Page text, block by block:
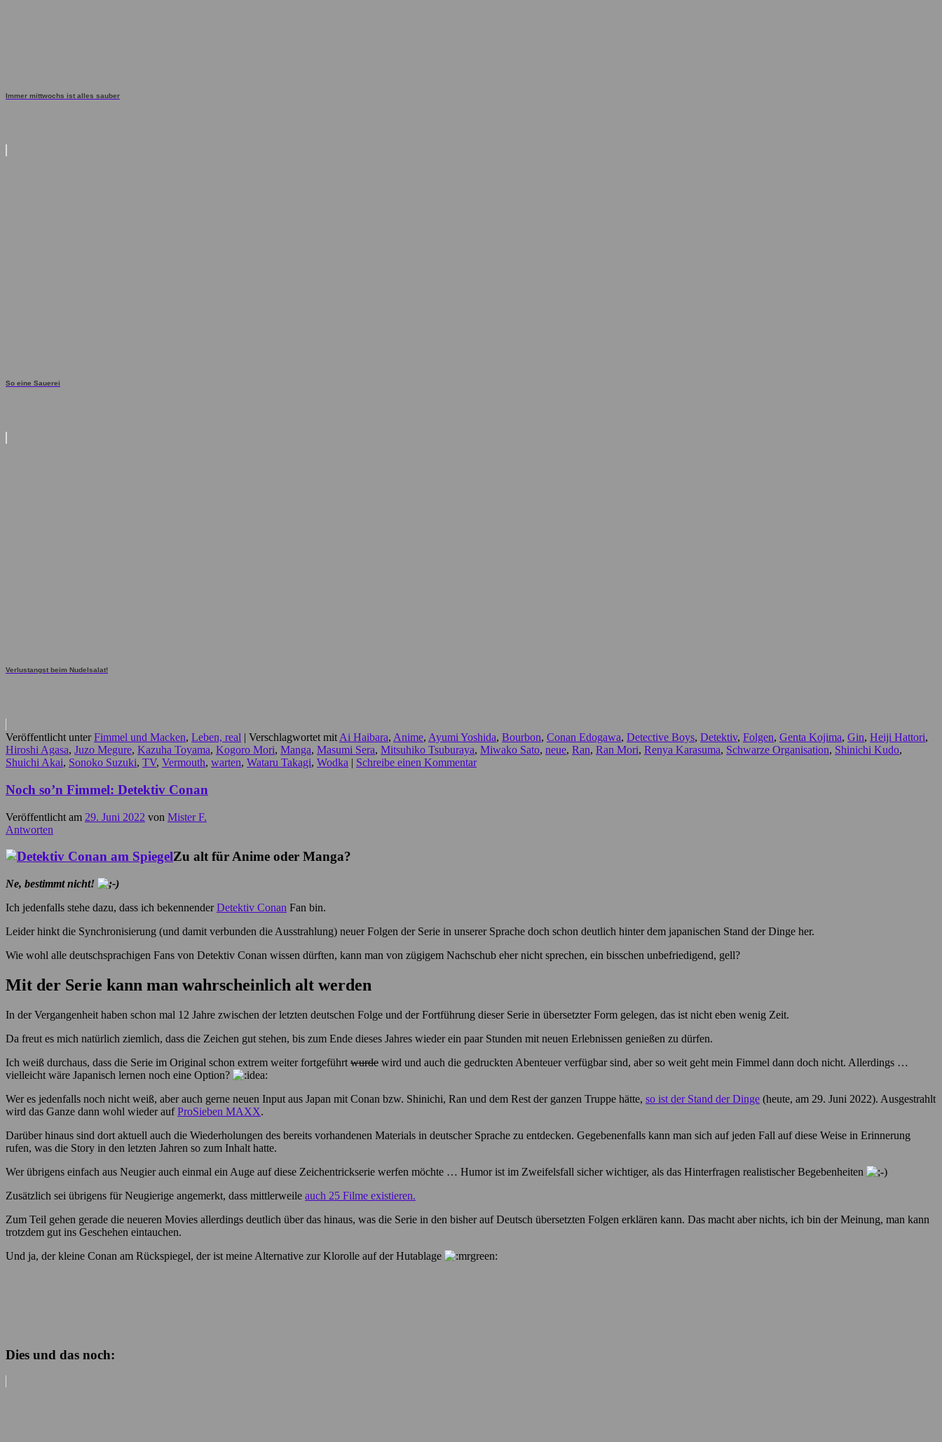
Immer mittwochs ist alles sauber
So eine Sauerei
Verlustangst beim Nudelsalat!
Veröffentlicht unter Fimmel und Macken, Leben, real | Verschlagwortet mit Ai Haibara, Anime, Ayumi Yoshida, Bourbon, Conan Edogawa, Detective Boys, Detektiv, Folgen, Genta Kojima, Gin, Heiji Hattori,
Hiroshi Agasa, Juzo Megure, Kazuha Toyama, Kogoro Mori, Manga, Masumi Sera, Mitsuhiko Tsuburaya, Miwako Sato, neue, Ran, Ran Mori, Renya Karasuma, Schwarze Organisation, Shinichi Kudo,
Shuichi Akai, Sonoko Suzuki, TV, Vermouth, warten, Wataru Takagi, Wodka | Schreibe einen Kommentar
Noch so’n Fimmel: Detektiv Conan
Veröffentlicht am 29. Juni 2022 von Mister F.
Antworten
Zu alt für Anime oder Manga?
Ne, bestimmt nicht!
Ich jedenfalls stehe dazu, dass ich bekennenderDetektiv Conan Fan bin.
Leider hinkt die Synchronisierung (und damit verbunden die Ausstrahlung) neuer Folgen der Serie in unserer Sprache doch schon deutlich hinter dem japanischen Stand der Dinge her.
Wie wohl alle deutschsprachigen Fans von Detektiv Conan wissen dürften, kann man von zügigem Nachschub eher nicht sprechen, ein bisschen unbefriedigend, gell?
Mit der Serie kann man wahrscheinlich alt werden
In der Vergangenheit haben schon mal 12 Jahre zwischen der letzten deutschen Folge und der Fortführung dieser Serie in übersetzter Form gelegen, das ist nicht eben wenig Zeit.
Da freut es mich natürlich ziemlich, dass die Zeichen gut stehen, bis zum Ende dieses Jahres wieder ein paar Stunden mit neuen Erlebnissen genießen zu dürfen.
Ich weiß durchaus, dass die Serie im Original schon extrem weiter fortgeführt wurde wird und auch die gedruckten Abenteuer verfügbar sind, aber so weit geht mein Fimmel dann doch nicht. Allerdings …
vielleicht wäre Japanisch lernen noch eine Option?
Wer es jedenfalls noch nicht weiß, aber auch gerne neuen Input aus Japan mit Conan bzw. Shinichi, Ran und dem Rest der ganzen Truppe hätte, so ist der Stand der Dinge (heute, am 29. Juni 2022). Ausgestrahlt
wird das Ganze dann wohl wieder aufProSieben MAXX.
Darüber hinaus sind dort aktuell auch die Wiederholungen des bereits vorhandenen Materials in deutscher Sprache zu entdecken. Gegebenenfalls kann man sich auf jeden Fall auf diese Weise in Erinnerung
rufen, was die Story in den letzten Jahren so zum Inhalt hatte.
Wer übrigens einfach aus Neugier auch einmal ein Auge auf diese Zeichentrickserie werfen möchte … Humor ist im Zweifelsfall sicher wichtiger, als das Hinterfragen realistischer Begebenheiten
Zusätzlich sei übrigens für Neugierige angemerkt, dass mittlerweile auch 25 Filme existieren.
Zum Teil gehen gerade die neueren Movies allerdings deutlich über das hinaus, was die Serie in den bisher auf Deutsch übersetzten Folgen erklären kann. Das macht aber nichts, ich bin der Meinung, man kann
trotzdem gut ins Geschehen eintauchen.
Und ja, der kleine Conan am Rückspiegel, der ist meine Alternative zur Klorolle auf der Hutablage
Dies und das noch: